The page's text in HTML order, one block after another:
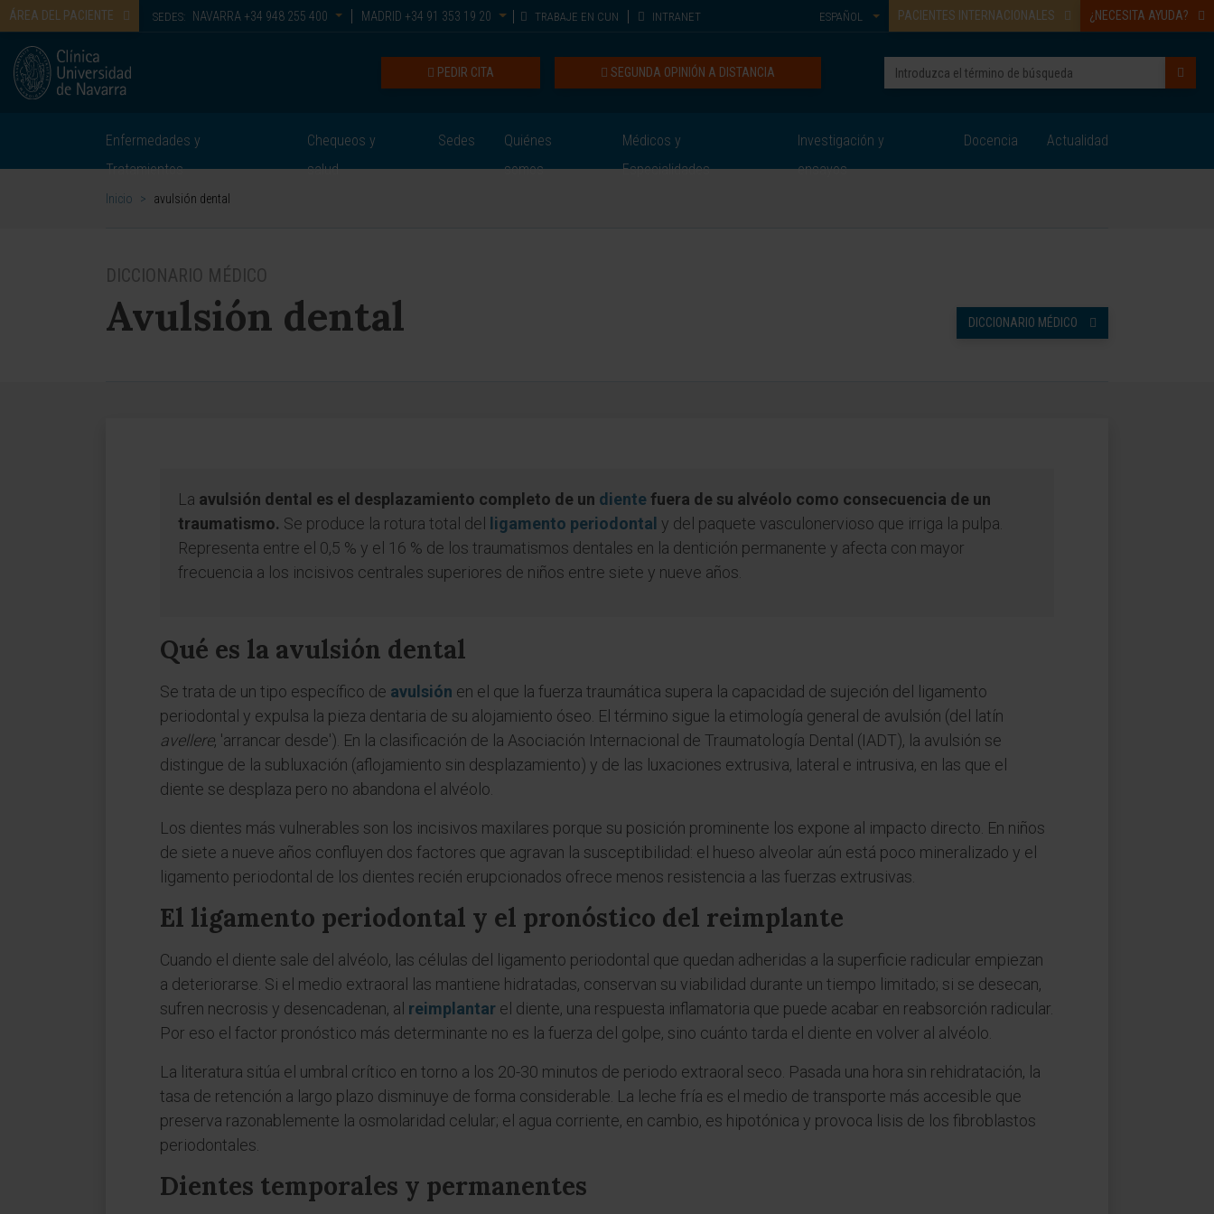
ÁREA DEL PACIENTE SEDES: NAVARRA +34 948 255 400 MADRID +34 91 353 19 20 TRABAJE EN CUN INTRANET PACIENTES INTERNACIONALES ¿NECESITA AYUDA?
ESPAÑOL
SEGUNDA OPINIÓN A DISTANCIA
PEDIR CITA
Enfermedades y
Tratamientos
Chequeos y
salud
Sedes
Quiénes
somos
Médicos y
Especialidades
Investigación y
ensayos
Docencia Actualidad
Inicio > avulsión dental
DICCIONARIO MÉDICO
Avulsión dental DICCIONARIO MÉDICO
La avulsión dental es el desplazamiento completo de un diente fuera de su alvéolo como consecuencia de un
traumatismo. Se produce la rotura total del ligamento periodontal y del paquete vasculonervioso que irriga la pulpa.
Representa entre el 0,5 % y el 16 % de los traumatismos dentales en la dentición permanente y afecta con mayor
frecuencia a los incisivos centrales superiores de niños entre siete y nueve años.
Qué es la avulsión dental
Se trata de un tipo específico de avulsión en el que la fuerza traumática supera la capacidad de sujeción del ligamento
periodontal y expulsa la pieza dentaria de su alojamiento óseo. El término sigue la etimología general de avulsión (del latín
avellere, 'arrancar desde'). En la clasificación de la Asociación Internacional de Traumatología Dental (IADT), la avulsión se
distingue de la subluxación (aflojamiento sin desplazamiento) y de las luxaciones extrusiva, lateral e intrusiva, en las que el
diente se desplaza pero no abandona el alvéolo.
Los dientes más vulnerables son los incisivos maxilares porque su posición prominente los expone al impacto directo. En niños
de siete a nueve años confluyen dos factores que agravan la susceptibilidad: el hueso alveolar aún está poco mineralizado y el
ligamento periodontal de los dientes recién erupcionados ofrece menos resistencia a las fuerzas extrusivas.
El ligamento periodontal y el pronóstico del reimplante
Cuando el diente sale del alvéolo, las células del ligamento periodontal que quedan adheridas a la superficie radicular empiezan
a deteriorarse. Si el medio extraoral las mantiene hidratadas, conservan su viabilidad durante un tiempo limitado; si se desecan,
sufren necrosis y desencadenan, al reimplantar el diente, una respuesta inflamatoria que puede acabar en reabsorción radicular.
Por eso el factor pronóstico más determinante no es la fuerza del golpe, sino cuánto tarda el diente en volver al alvéolo.
La literatura sitúa el umbral crítico en torno a los 20-30 minutos de periodo extraoral seco. Pasada una hora sin rehidratación, la
tasa de retención a largo plazo disminuye de forma considerable. La leche fría es el medio de transporte más accesible que
preserva razonablemente la osmolaridad celular; el agua corriente, en cambio, es hipotónica y provoca lisis de los fibroblastos
periodontales.
Dientes temporales y permanentes